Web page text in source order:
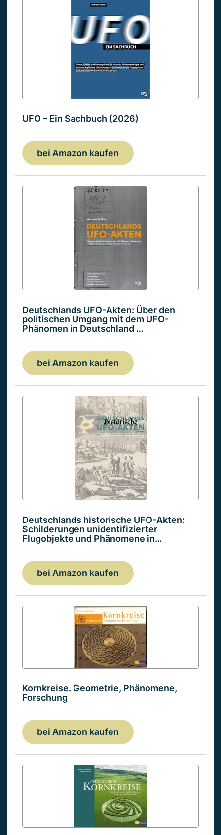
UFO – Ein Sachbuch (2026)
bei Amazon kaufen
Deutschlands UFO-Akten: Über den
politischen Umgang mit dem UFO-
Phänomen in Deutschland …
bei Amazon kaufen
Deutschlands historische UFO-Akten:
Schilderungen unidentifizierter
Flugobjekte und Phänomene in…
bei Amazon kaufen
Kornkreise. Geometrie, Phänomene,
Forschung
bei Amazon kaufen